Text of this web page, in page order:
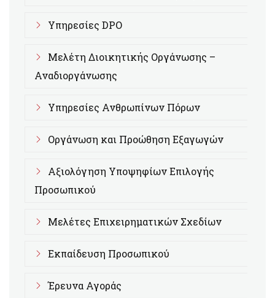
Υπηρεσίες DPO
Μελέτη Διοικητικής Οργάνωσης –
Αναδιοργάνωσης
Υπηρεσίες Ανθρωπίνων Πόρων
Οργάνωση και Προώθηση Εξαγωγών
Αξιολόγηση Υποψηφίων Επιλογής
Προσωπικού
Μελέτες Επιχειρηματικών Σχεδίων
Εκπαίδευση Προσωπικού
Έρευνα Αγοράς